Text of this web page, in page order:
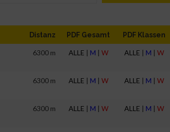
Distanz PDF Gesamt PDF Klassen
6300 m ALLE | M | W ALLE | M | W
6300 m ALLE | M | W ALLE | M | W
6300 m ALLE | M | W ALLE | M | W